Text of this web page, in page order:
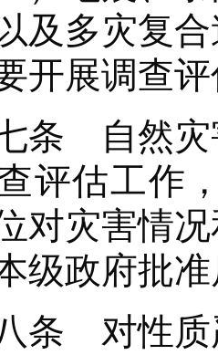
及多灾复
开展调查
自然灾害
评估工作
对灾害情
级政府批
对性质严